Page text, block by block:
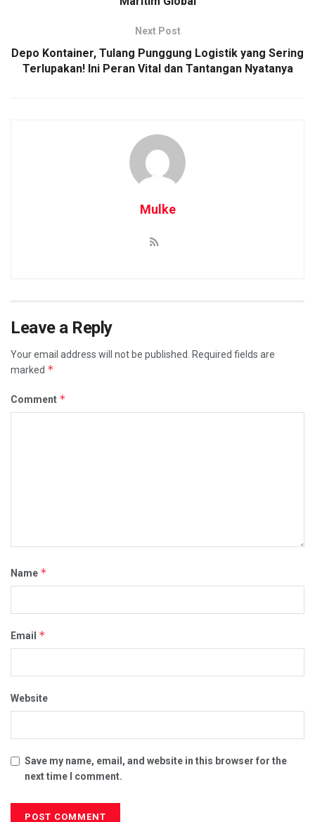
Next Post
Depo Kontainer, Tulang Punggung Logistik yang Sering
Terlupakan! Ini Peran Vital dan Tantangan Nyatanya
Mulke
Leave a Reply
Your email address will not be published.
Required fields are
marked *
Comment *
Name *
Email *
Website
Save my name, email, and website in this browser for the
next time I comment.